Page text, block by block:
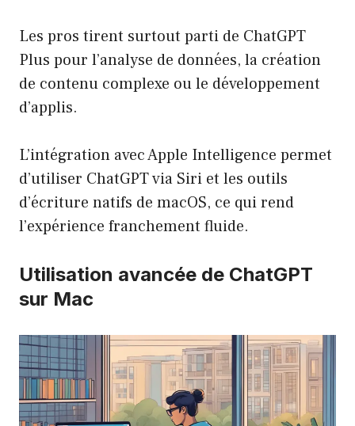
Les pros tirent surtout parti de ChatGPT
Plus pour l’analyse de données, la création
de contenu complexe ou le développement
d’applis.
L’intégration avec Apple Intelligence permet
d’utiliser ChatGPT via Siri et les outils
d’écriture natifs de macOS, ce qui rend
l’expérience franchement fluide.
Utilisation avancée de ChatGPT
sur Mac